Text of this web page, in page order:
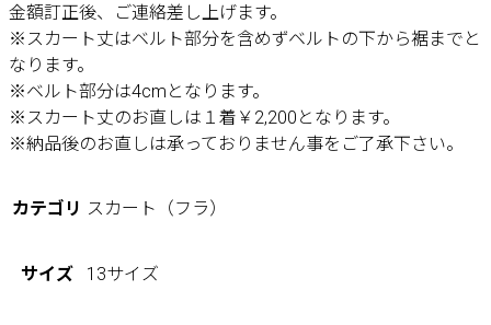
金額訂正後、ご連絡差し上げます。
※スカート丈はベルト部分を含めずベルトの下から裾までと
なります。
※ベルト部分は4cmとなります。
※スカート丈のお直しは１着￥2,200となります。
※納品後のお直しは承っておりません事をご了承下さい。
カテゴリ スカート（フラ）
サイズ 13サイズ